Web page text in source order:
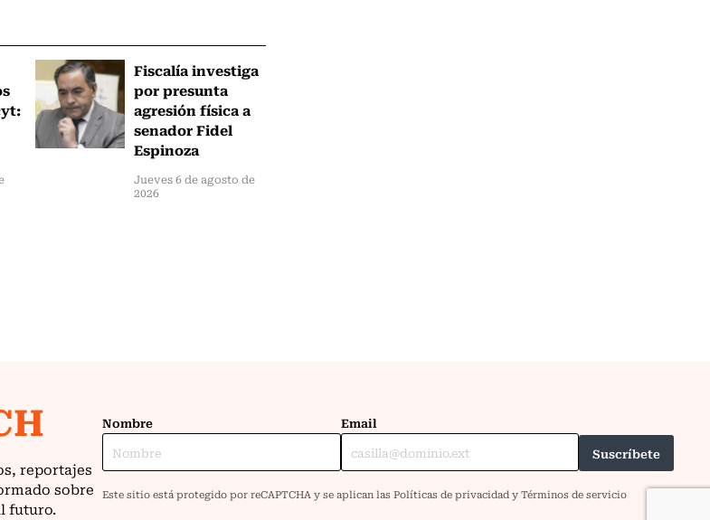
Fiscalía investiga
por presunta
agresión física a
senador Fidel
Espinoza
Jueves 6 de agosto de
2026